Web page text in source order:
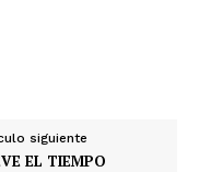
siguiente
EL TIEMPO